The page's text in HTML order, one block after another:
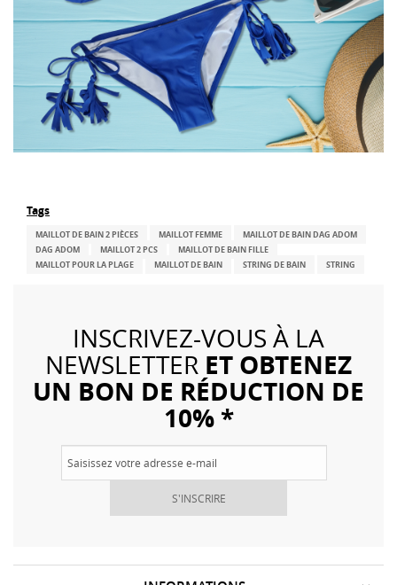
Tags
MAILLOT DE BAIN 2 PIÈCES MAILLOT FEMME
MAILLOT DE BAIN DAG ADOM
DAG ADOM
MAILLOT 2 PCS
MAILLOT DE BAIN FILLE
MAILLOT POUR LA PLAGE
MAILLOT DE BAIN STRING DE BAIN STRING
INSCRIVEZ-VOUS À LA
NEWSLETTER ET OBTENEZ
UN BON DE RÉDUCTION DE
10% *
S'INSCRIRE